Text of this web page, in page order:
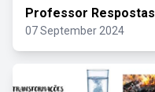
Professor Respostas
07 September 2024